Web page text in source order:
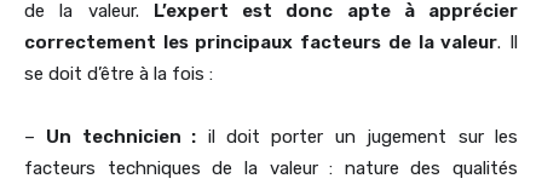
de la valeur.
L’expert est donc apte à apprécier
correctement les principaux facteurs de la valeur. Il
se doit d’être à la fois :
– Un technicien : il doit porter un jugement sur les
facteurs techniques de la valeur : nature des qualités